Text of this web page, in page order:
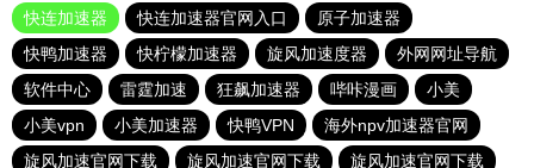
快连加速器
快连加速器官网入口
原子加速器
快鸭加速器
快柠檬加速器 旋风加速度器
外网网址导航
软件中心
雷霆加速 狂飙加速器 哔咔漫画
小美
小美vpn
小美加速器 快鸭VPN
海外npv加速器官网
旋风加速官网下载
旋风加速官网下载 旋风加速官网下载